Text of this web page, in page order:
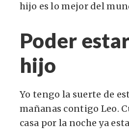
hijo es lo mejor del
Poder
hijo
Yo tengo la suerte de
mañanas contigo Leo.
casa por la noche ya